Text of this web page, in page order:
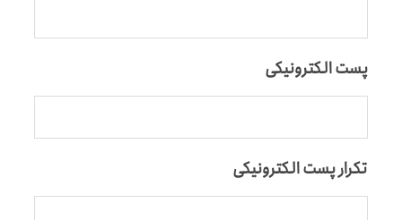
پست الکترونیکی
تکرار پست الکترونیکی